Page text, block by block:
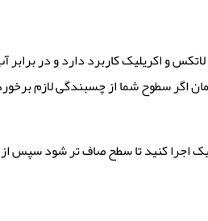
و اکریلیک کاربرد دارد و در
اگر سطوح شما از چسبندگی لازم
اجرا کنید تا سطح صاف تر شود